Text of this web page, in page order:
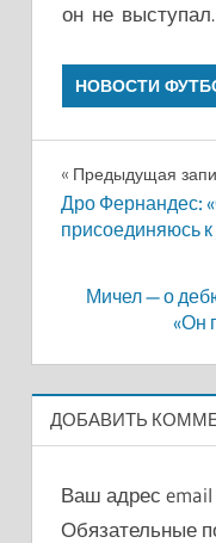
он не выступал.
НОВОСТИ
по
Предыдущая
Дро Фернандес:
присоединяюсь
Мичел — о
«Он
ДОБАВИТЬ
Ваш адрес email
Обязательные